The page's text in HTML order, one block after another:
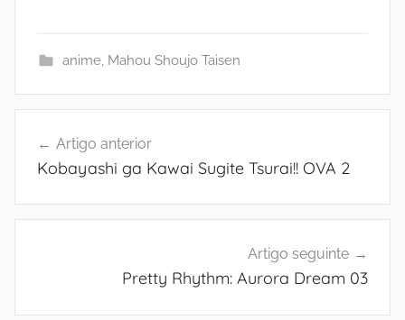
anime, Mahou Shoujo Taisen
de
Artigo anterior
Kobayashi ga Kawai Sugite Tsurai!! OVA 2
Artigo seguinte
Pretty Rhythm: Aurora Dream 03